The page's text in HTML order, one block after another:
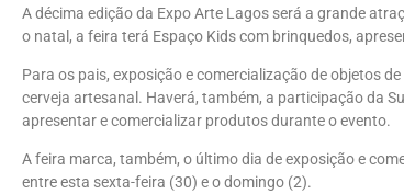
A décima edição da Expo Arte Lagos será a grande
o natal, a feira terá Espaço Kids com brinquedos,
Para os pais, exposição e comercialização de objetos
cerveja artesanal. Haverá, também, a participação da
apresentar e comercializar produtos durante o evento.
A feira marca, também, o último dia de exposição e
entre esta sexta-feira (30) e o domingo (2).